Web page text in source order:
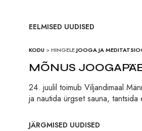
EELMISED UUDISED
KODU >HINGELEJOOGA JA
MÕNUS
24. juulil toimub Viljandimaal
ja nautida ürgset sauna,
JÄRGMISED UUDISED